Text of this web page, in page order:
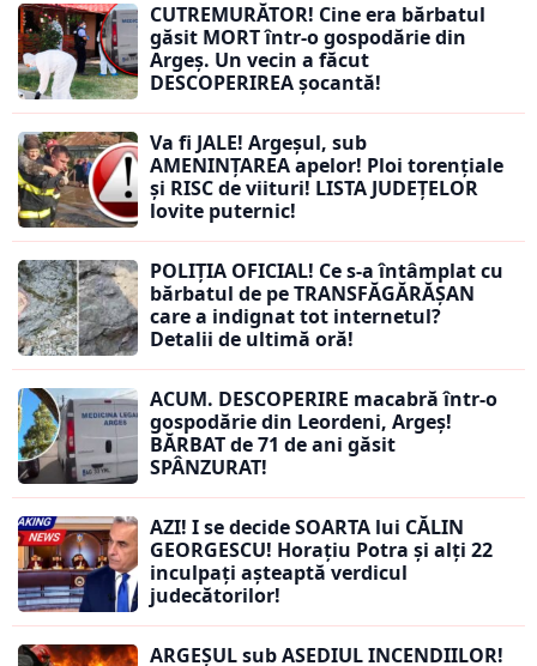
CUTREMURĂTOR! Cine era bărbatul
găsit MORT într-o gospodărie din
Argeș. Un vecin a făcut
DESCOPERIREA șocantă!
Va fi JALE! Argeșul, sub
AMENINȚAREA apelor! Ploi torențiale
și RISC de viituri! LISTA JUDEȚELOR
lovite puternic!
POLIȚIA OFICIAL! Ce s-a întâmplat cu
bărbatul de pe TRANSFĂGĂRĂȘAN
care a indignat tot internetul?
Detalii de ultimă oră!
ACUM. DESCOPERIRE macabră într-o
gospodărie din Leordeni, Argeș!
BĂRBAT de 71 de ani găsit
SPÂNZURAT!
AZI! I se decide SOARTA lui CĂLIN
GEORGESCU! Horațiu Potra și alți 22
inculpați așteaptă verdicul
judecătorilor!
ARGEȘUL sub ASEDIUL INCENDIILOR!